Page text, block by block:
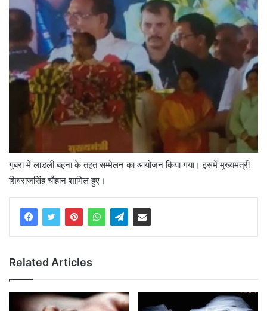
गुबरा में लाड़ली बहना के तहत सम्मेलन का आयोजन किया गया। इसमें मुख्यमंत्री
शिवराजसिंह चौहान शामिल हुए।
Related Articles